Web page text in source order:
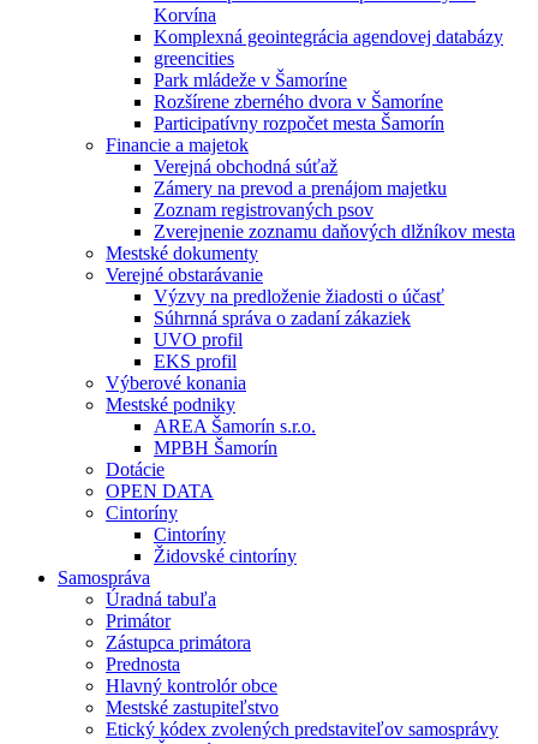
Korvína
Komplexná geointegrácia agendovej databázy
greencities
Park mládeže v Šamoríne
Rozšírene zberného dvora v Šamoríne
Participatívny rozpočet mesta Šamorín
Financie a majetok
Verejná obchodná súťaž
Zámery na prevod a prenájom majetku
Zoznam registrovaných psov
Zverejnenie zoznamu daňových dlžníkov mesta
Mestské dokumenty
Verejné obstarávanie
Výzvy na predloženie žiadosti o účasť
Súhrnná správa o zadaní zákaziek
UVO profil
EKS profil
Výberové konania
Mestské podniky
AREA Šamorín s.r.o.
MPBH Šamorín
Dotácie
OPEN DATA
Cintoríny
Cintoríny
Židovské cintoríny
Samospráva
Úradná tabuľa
Primátor
Zástupca primátora
Prednosta
Hlavný kontrolór obce
Mestské zastupiteľstvo
Etický kódex zvolených predstaviteľov samosprávy